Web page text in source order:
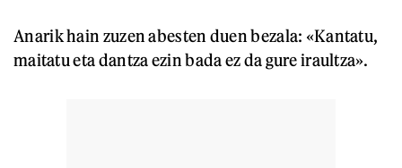
Anarik hain zuzen abesten duen bezala: «Kantatu,
maitatu eta dantza ezin bada ez da gure iraultza».